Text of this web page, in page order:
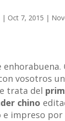
| Oct 7, 2015 |
enhorabuena.
vosotros
trata del
chino
e impreso